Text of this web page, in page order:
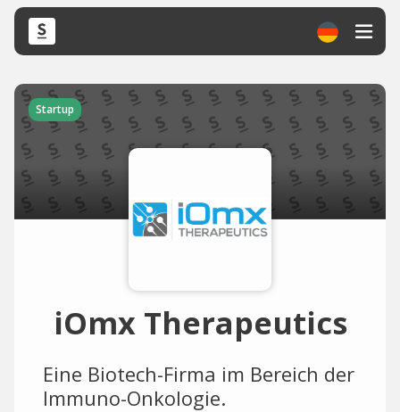
Startup
iOmx Therapeutics
Eine Biotech-Firma im Bereich der
Immuno-Onkologie.